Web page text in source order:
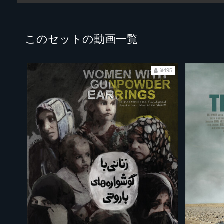
このセットの動画一覧
¥495